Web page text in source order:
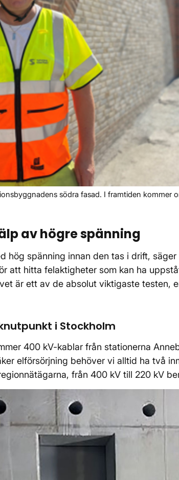
södra fasad. I framtiden kommer
av högre spänning
hög spänning innan den tas i drift,
att hitta felaktigheter som kan ha
är ett av de absolut viktigaste testen,
i Stockholm
400 kV-kablar från stationerna
elförsörjning behöver vi alltid ha två
från 400 kV till 220 kV